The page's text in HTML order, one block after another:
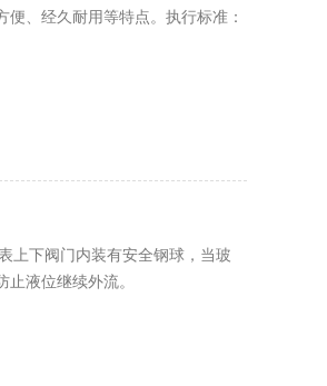
、经久耐用等特点。执行标准：
上下阀门内装有安全钢球，当玻
液位继续外流。